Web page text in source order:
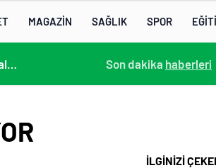
MAGAZİN SAĞLIK SPOR
KÜLTÜRLERİN NOTALARLA BULUŞTUĞU YER: MİMOZA’M KAFE’DE DOSTLUK RÜZGARI! 22:07 /
Son dakika haberleri
İLGİNİZİ